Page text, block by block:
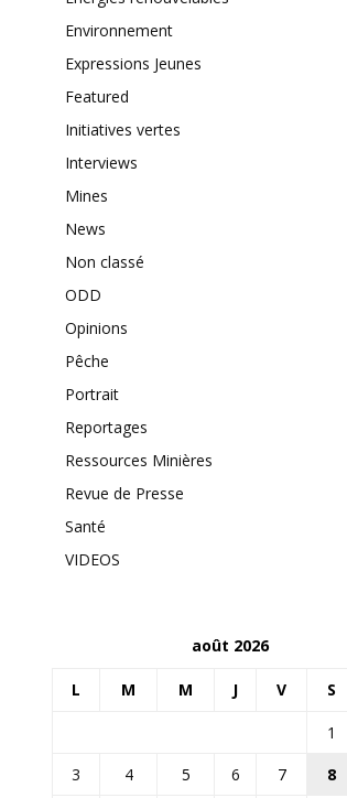
Environnement
Expressions Jeunes
Featured
Initiatives vertes
Interviews
Mines
News
Non classé
ODD
Opinions
Pêche
Portrait
Reportages
Ressources Minières
Revue de Presse
Santé
VIDEOS
août 2026
L M M J V S
1
3
4 5 6 7 8